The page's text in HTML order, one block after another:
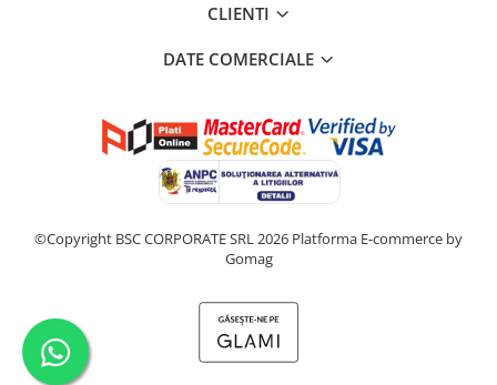
CLIENTI
DATE COMERCIALE
©Copyright BSC CORPORATE SRL 2026 Platforma E-commerce by
Gomag